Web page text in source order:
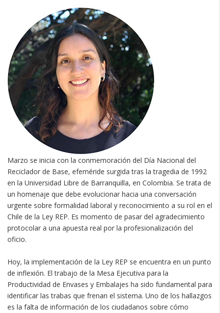
Marzo se inicia con la conmemoración del Día Nacional del
Reciclador de Base, efeméride surgida tras la tragedia de 1992
en la Universidad Libre de Barranquilla, en Colombia. Se trata de
un homenaje que debe evolucionar hacia una conversación
urgente sobre formalidad laboral y reconocimiento a su rol en el
Chile de la Ley REP. Es momento de pasar del agradecimiento
protocolar a una apuesta real por la profesionalización del
oficio.
Hoy, la implementación de la Ley REP se encuentra en un punto
de inflexión. El trabajo de la Mesa Ejecutiva para la
Productividad de Envases y Embalajes ha sido fundamental para
identificar las trabas que frenan el sistema. Uno de los hallazgos
es la falta de información de los ciudadanos sobre cómo